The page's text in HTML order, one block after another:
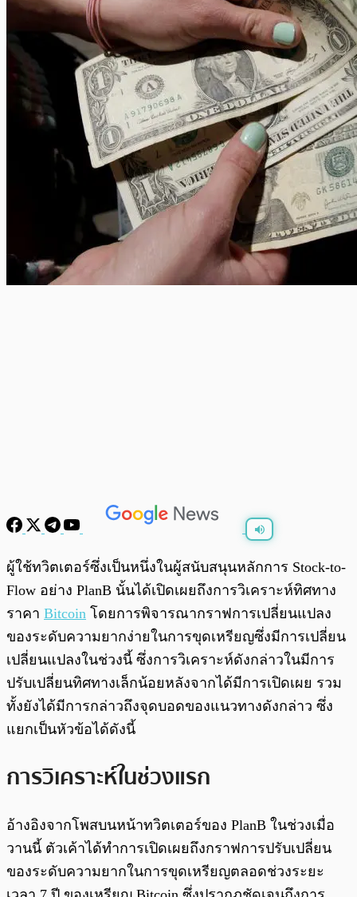
พร้อมเล่น
ผู้ใช้ทวิตเตอร์ซึ่งเป็นหนึ่งในผู้สนับสนุนหลักการ Stock-to-
Flow อย่าง PlanB นั้นได้เปิดเผยถึงการวิเคราะห์ทิศทาง
ราคา Bitcoin โดยการพิจารณากราฟการเปลี่ยนแปลง
ของระดับความยากง่ายในการขุดเหรียญซึ่งมีการเปลี่ยน
เปลี่ยนแปลงในช่วงนี้​ ซึ่งการวิเคราะห์ดังกล่าวในมีการ
ปรับเปลี่ยนทิศทางเล็กน้อยหลังจากได้มีการเปิดเผย รวม
ทั้งยังได้มีการกล่าวถึงจุดบอดของแนวทางดังกล่าว ซึ่ง
แยกเป็นหัวข้อได้ดังนี้
การวิเคราะห์ในช่วงแรก
อ้างอิงจากโพสบนหน้าทวิตเตอร์ของ PlanB ในช่วงเมื่อ
วานนี้ ตัวเค้าได้ทำการเปิดเผยถึงกราฟการปรับเปลี่ยน
ของระดับความยากในการขุดเหรียญตลอดช่วงระยะ